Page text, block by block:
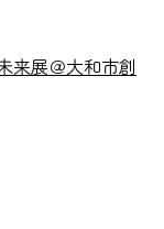
来展＠大和市創